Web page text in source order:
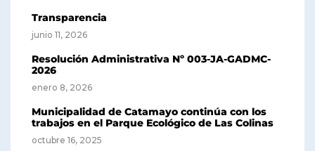
Transparencia
junio 11, 2026
Resolución Administrativa Nº 003-JA-GADMC-
2026
enero 8, 2026
Municipalidad de Catamayo continúa con los
trabajos en el Parque Ecológico de Las Colinas
octubre 16, 2025